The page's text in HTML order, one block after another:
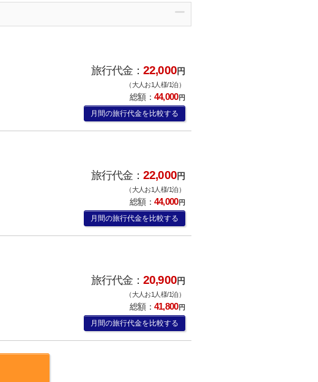
旅行代金：22,000円
（大人お1人様/1泊）
総額： 44,000円
月間の旅行代金を比較する
旅行代金：22,000円
（大人お1人様/1泊）
総額： 44,000円
月間の旅行代金を比較する
旅行代金：20,900円
（大人お1人様/1泊）
総額： 41,800円
月間の旅行代金を比較する